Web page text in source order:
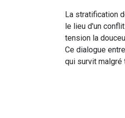
La stratification
le lieu d'un
tension la
Ce dialogue
qui survit malgré